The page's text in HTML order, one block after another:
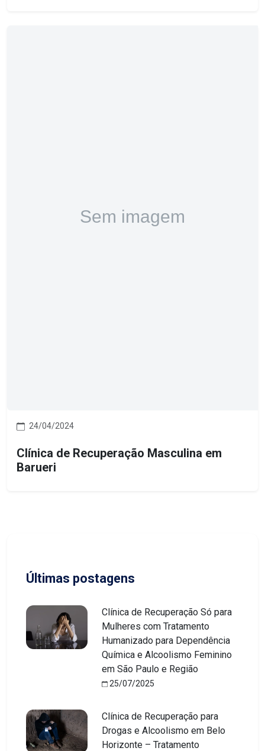
24/04/2024
Clínica de Recuperação Masculina em
Barueri
Últimas postagens
Clínica de Recuperação Só para
Mulheres com Tratamento
Humanizado para Dependência
Química e Alcoolismo Feminino
em São Paulo e Região
25/07/2025
Clínica de Recuperação para
Drogas e Alcoolismo em Belo
Horizonte – Tratamento